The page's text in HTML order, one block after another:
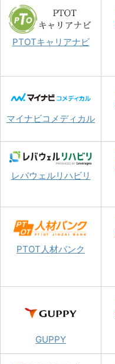
PTOTキャリアナビ
マイナビコメディカル
レバウェルリハビリ
PTOT人材バンク
GUPPY